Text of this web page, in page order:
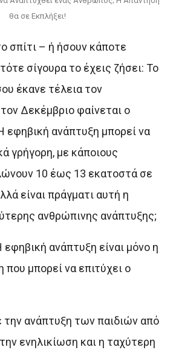
θα σε Εκπλήξει!
σπίτι – ή ήσουν κάποτε
σίγουρα το έχεις ζήσει: Το
έκανε τέλεια τον
Δεκέμβριο φαίνεται ο
εφηβική ανάπτυξη μπορεί να
γρήγορη, με κάποιους
10 έως 13 εκατοστά σε
είναι πράγματι αυτή η
ανθρώπινης ανάπτυξης;
ανάπτυξη είναι μόνο η
μπορεί να επιτύχει ο
ανάπτυξη των παιδιών από
ενηλικίωση και η ταχύτερη